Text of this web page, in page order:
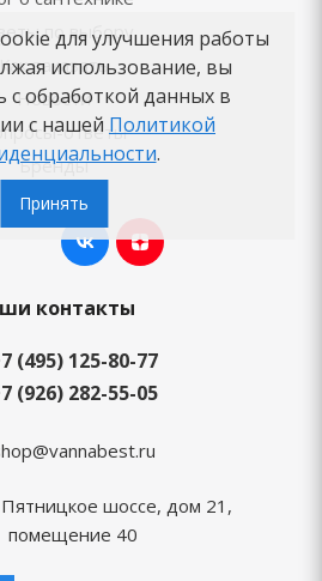
по выбору
Как заказать
Новости
ответы
Бренды
контакты
(495) 125-80-77
(926) 282-55-05
Пятницкое шоссе, дом 21,
помещение 40
для улучшения работы
использование, вы
с обработкой данных в
с нашей Политикой
.
Принять